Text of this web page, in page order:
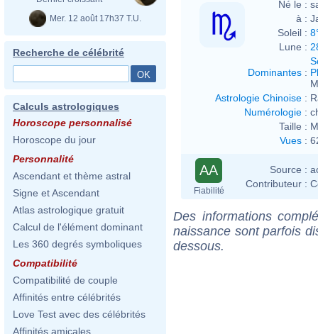
Mer. 12 août 17h37 T.U.
Recherche de célébrité
Calculs astrologiques
Horoscope personnalisé
Horoscope du jour
Personnalité
Ascendant et thème astral
Signe et Ascendant
Atlas astrologique gratuit
Calcul de l'élément dominant
Les 360 degrés symboliques
Compatibilité
Compatibilité de couple
Affinités entre célébrités
Love Test avec des célébrités
Affinités amicales
Né le :
à :
Soleil :
Lune :
Dominantes :
Astrologie Chinoise :
Numérologie :
Taille :
Vues :
AA
Fiabilité
Source :
Contributeur :
Des informations
naissance sont parfois
dessous.